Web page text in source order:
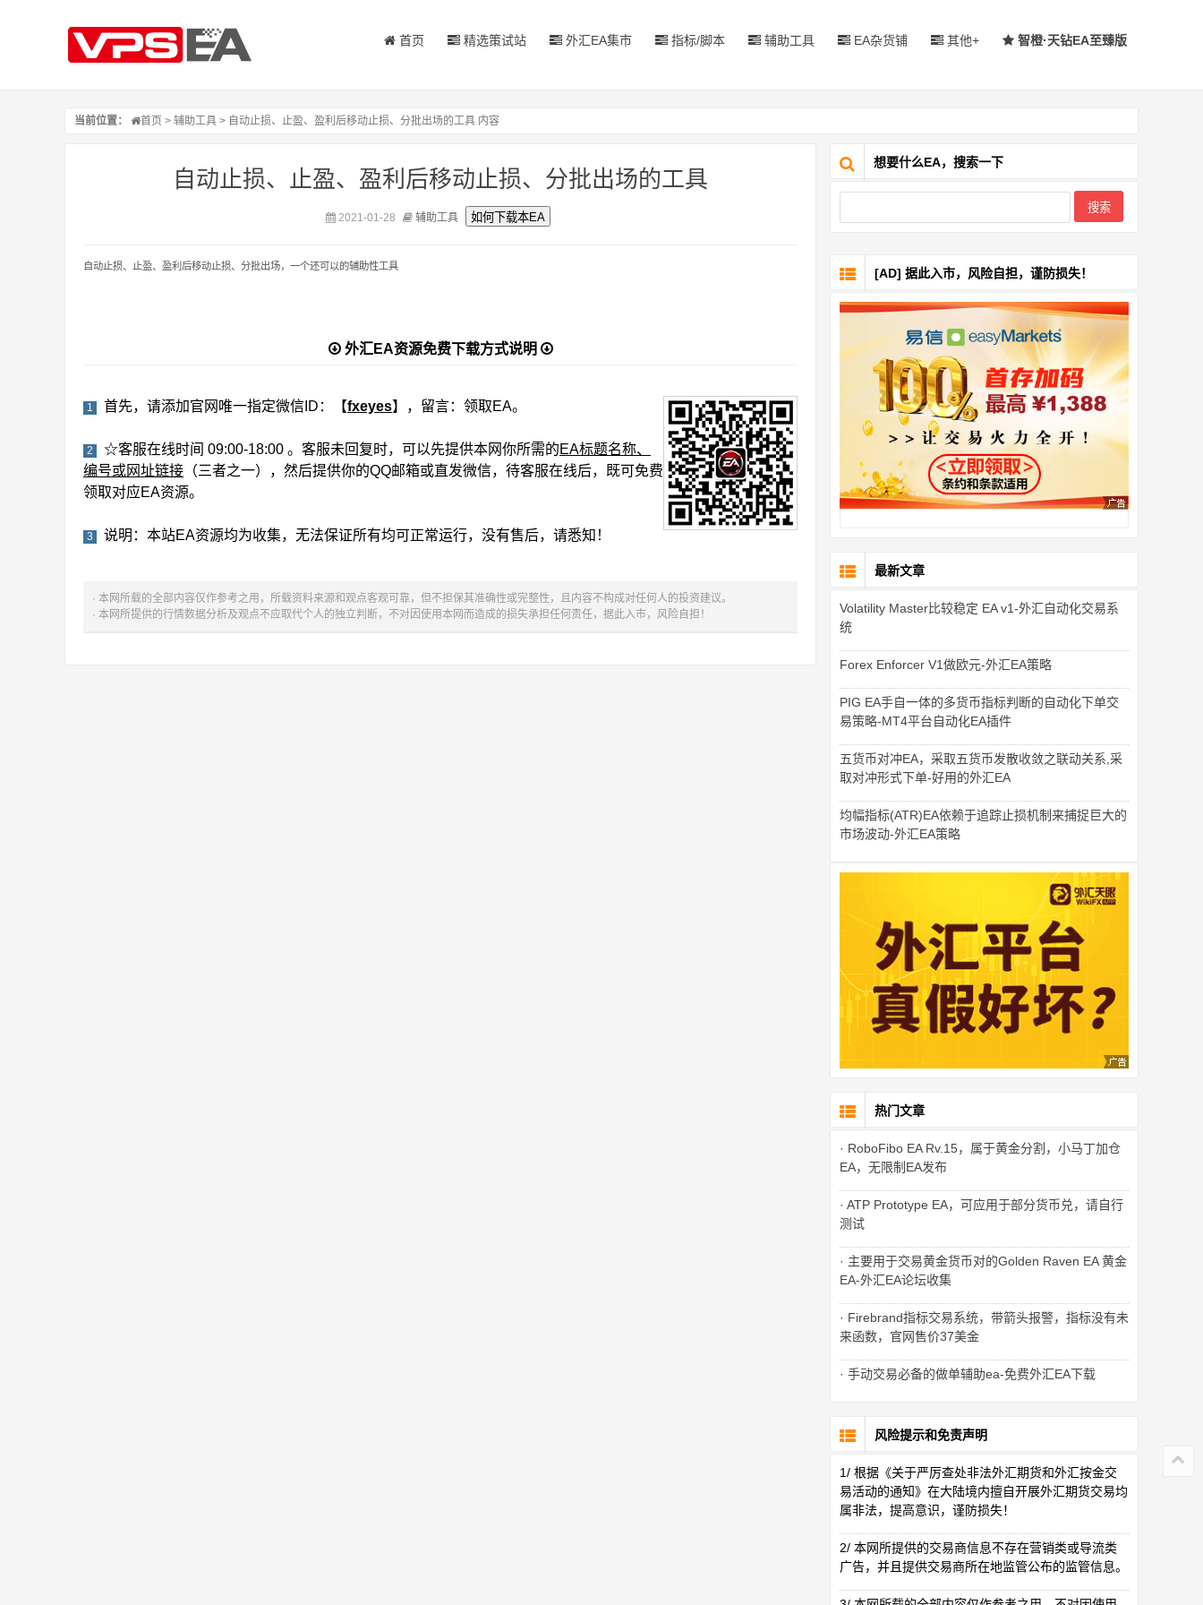
首页 精选策试站 外汇EA集市 指标/脚本 辅助工具 EA杂货铺 其他+ 智橙·天钻EA至臻版
当前位置： 首页 > 辅助工具 > 自动止损、止盈、盈利后移动止损、分批出场的工具 内容
自动止损、止盈、盈利后移动止损、分批出场的工具
2021-01-28 辅助工具
自动止损、止盈、盈利后移动止损、分批出场，一个还可以的辅助性工具
外汇EA资源免费下载方式说明
1 首先，请添加官网唯一指定微信ID：【fxeyes】，留言：领取EA。
2 ☆客服在线时间 09:00-18:00 。客服未回复时，可以先提供本网你所需的EA标题名称、
编号或网址链接 （三者之一），然后提供你的QQ邮箱或直发微信，待客服在线后，既可免费
领取对应EA资源。
3 说明：本站EA资源均为收集，无法保证所有均可正常运行，没有售后，请悉知！
· 本网所载的全部内容仅作参考之用，所载资料来源和观点客观可靠，但不担保其准确性或完整性，且内容不构成对任何人的投资建议。
· 本网所提供的行情数据分析及观点不应取代个人的独立判断，不对因使用本网而造成的损失承担任何责任，据此入市，风险自担！
想要什么EA，搜索一下
[AD] 据此入市，风险自担，谨防损失！
最新文章
Volatility Master比较稳定 EA v1-外汇自动化交易系
统
Forex Enforcer V1做欧元-外汇EA策略
PIG EA手自一体的多货币指标判断的自动化下单交
易策略-MT4平台自动化EA插件
五货币对冲EA，采取五货币发散收敛之联动关系,采
取对冲形式下单-好用的外汇EA
均幅指标(ATR)EA依赖于追踪止损机制来捕捉巨大的
市场波动-外汇EA策略
热门文章
· RoboFibo EA Rv.15，属于黄金分割，小马丁加仓
EA，无限制EA发布
· ATP Prototype EA，可应用于部分货币兑，请自行
测试
· 主要用于交易黄金货币对的Golden Raven EA 黄金
EA-外汇EA论坛收集
· Firebrand指标交易系统，带箭头报警，指标没有未
来函数，官网售价37美金
· 手动交易必备的做单辅助ea-免费外汇EA下载
风险提示和免责声明
1/ 根据《关于严厉查处非法外汇期货和外汇按金交
易活动的通知》在大陆境内擅自开展外汇期货交易均
属非法，提高意识，谨防损失！
2/ 本网所提供的交易商信息不存在营销类或导流类
广告，并且提供交易商所在地监管公布的监管信息。